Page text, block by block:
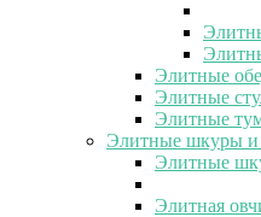
Элитные
Элитные
Элитные
Элитные шкуры и
Элитные
Элитная